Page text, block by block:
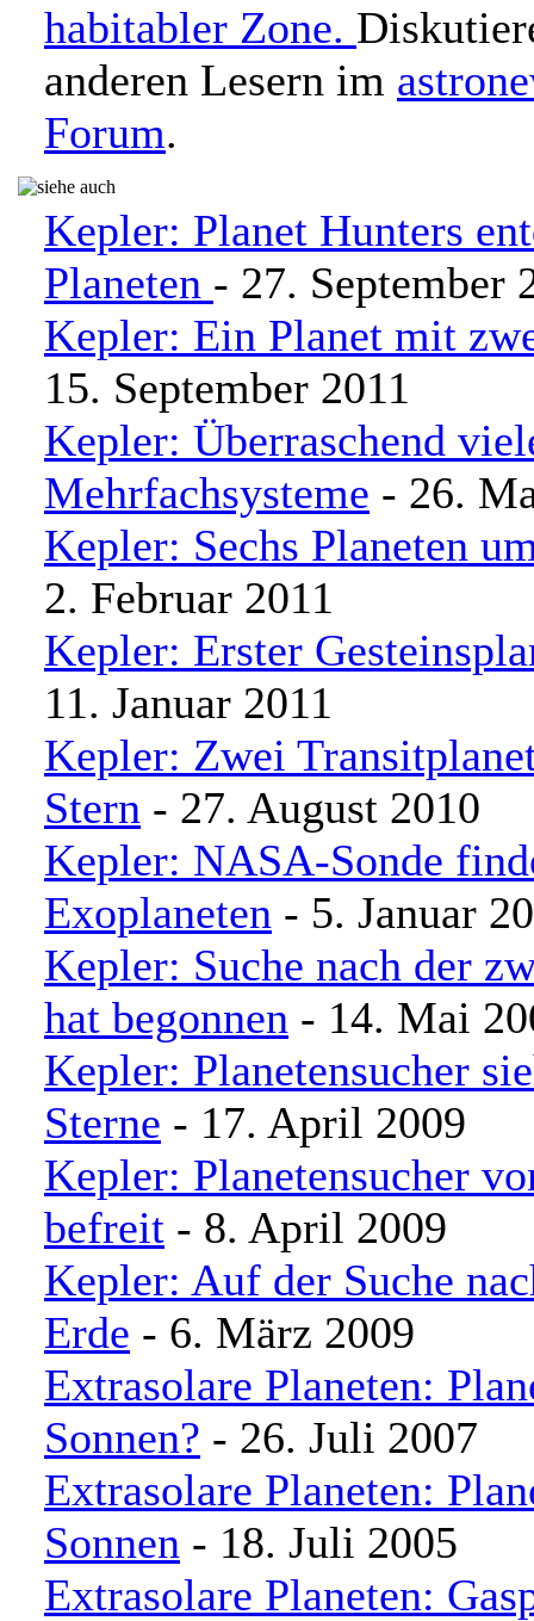
habitabler Zone.
anderen Lesern im
Forum.
Kepler: Planet Hunters
Planeten - 27. September
Kepler: Ein Planet mit
15. September 2011
Kepler: Überraschend
Mehrfachsysteme - 26.
Kepler: Sechs Planeten
2. Februar 2011
Kepler: Erster
11. Januar 2011
Kepler: Zwei
Stern - 27. August 2010
Kepler: NASA-Sonde
Exoplaneten - 5. Januar
Kepler: Suche nach der
hat begonnen - 14. Mai
Kepler: Planetensucher
Sterne - 17. April 2009
Kepler: Planetensucher
befreit - 8. April 2009
Kepler: Auf der Suche
Erde - 6. März 2009
Extrasolare Planeten:
Sonnen? - 26. Juli 2007
Extrasolare Planeten:
Sonnen - 18. Juli 2005
Extrasolare Planeten: